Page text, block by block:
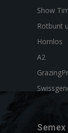
Show
Rotbunt
Hornlos
A2
Semex